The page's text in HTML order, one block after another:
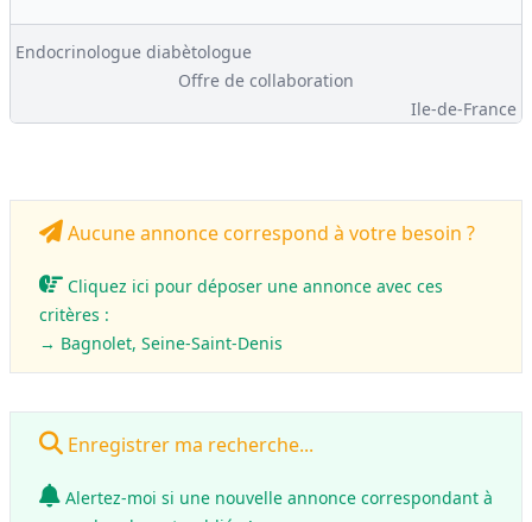
Endocrinologue diabètologue
Offre de collaboration
Ile-de-France
Aucune annonce correspond à votre besoin ?
Cliquez ici pour déposer une annonce avec ces
critères :
→ Bagnolet, Seine-Saint-Denis
Enregistrer ma recherche...
Alertez-moi si une nouvelle annonce correspondant à